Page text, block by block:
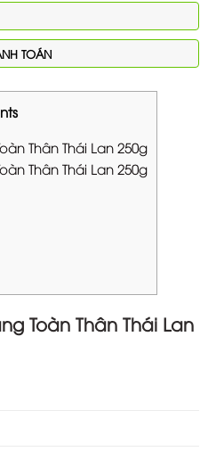
TOÁN
Thân Thái Lan 250g
Thân Thái Lan 250g
Toàn Thân Thái Lan